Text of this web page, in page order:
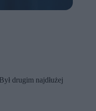
drugim najdłużej